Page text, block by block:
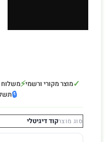
✓מוצר מקורי ורשמי⚡משלוח
🔒
סוג מוצרקוד דיגיטלי